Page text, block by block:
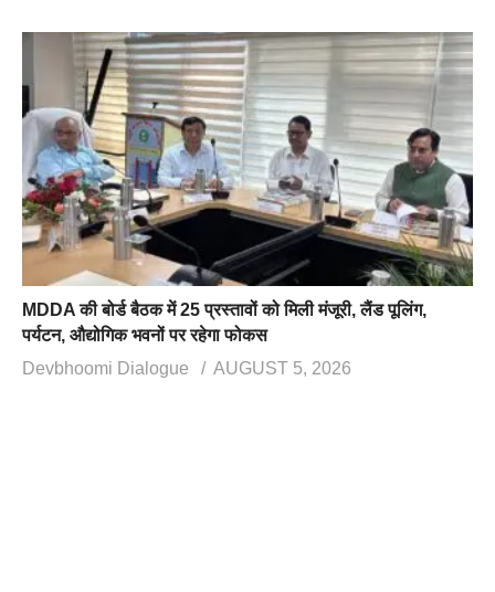
MDDA की बोर्ड बैठक में 25 प्रस्तावों को मिली मंजूरी, लैंड पूलिंग,
पर्यटन, औद्योगिक भवनों पर रहेगा फोकस
Devbhoomi Dialogue
AUGUST 5, 2026